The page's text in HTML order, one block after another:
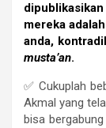
mereka
anda,
musta’an.
✅ Cukuplah
Akmal yang
bisa